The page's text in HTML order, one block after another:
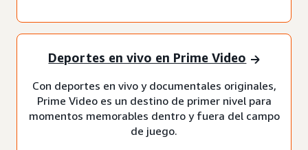
Deportes en vivo en Prime Video
Con deportes en vivo y documentales originales,
Prime Video es un destino de primer nivel para
momentos memorables dentro y fuera del campo
de juego.